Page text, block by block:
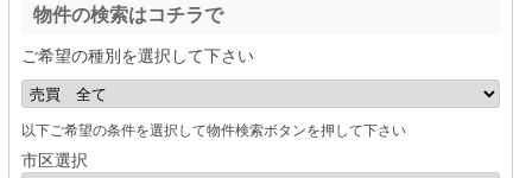
物件の検索はコチラで
ご希望の種別を選択して下さい
以下ご希望の条件を選択して物件検索ボタンを押して下さい
市区選択